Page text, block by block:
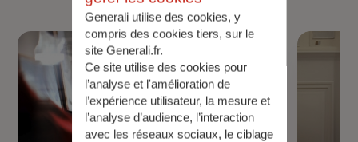
Generali utilise des cookies, y
compris des cookies tiers, sur le
site Generali.fr.
Ce site utilise des cookies pour
l’analyse et l'amélioration de
l’expérience utilisateur, la mesure et
l’analyse d’audience, l’interaction
avec les réseaux sociaux, le ciblage